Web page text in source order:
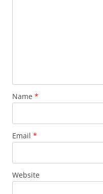
Name *
Email *
Website